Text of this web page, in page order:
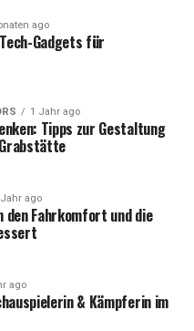
ago
Gadgets für
1 Jahr ago
Tipps zur Gestaltung
ago
den Fahrkomfort und die
ago
& Kämpferin im